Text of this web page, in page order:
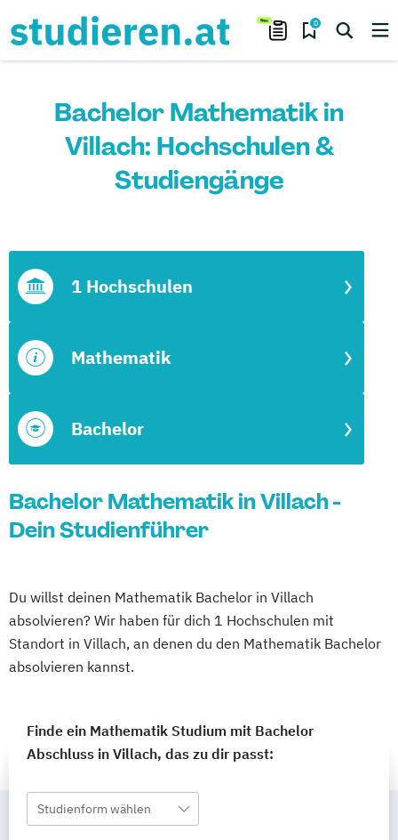
0
Bachelor Mathematik in
Villach: Hochschulen &
Studiengänge
Bachelor
Mathematik
1 Hochschulen
Bachelor Mathematik in Villach -
Dein Studienführer
Du willst deinen Mathematik Bachelor in Villach
absolvieren? Wir haben für dich 1 Hochschulen mit
Standort in Villach, an denen du den Mathematik Bachelor
absolvieren kannst.
Finde ein Mathematik Studium mit Bachelor
Abschluss in Villach, das zu dir passt:
Studienform wählen